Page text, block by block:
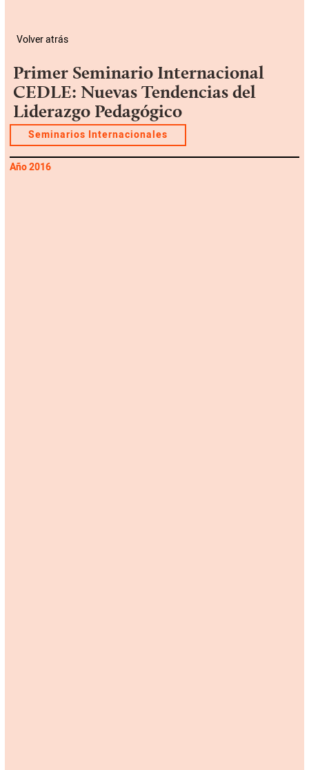
Volver atrás
Primer Seminario Internacional
CEDLE: Nuevas Tendencias del
Liderazgo Pedagógico
Seminarios Internacionales
Año 2016